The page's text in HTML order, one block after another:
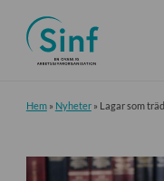
Hem» Nyheter» Lagar som